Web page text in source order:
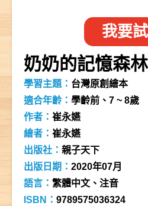
我要
奶奶的記憶森林
學習主題： 台灣原創繪本
適合年齡：學齡前、7 ~ 8歲
作者：崔永嬿
繪者：崔永嬿
出版社：親子天下
出版日期：2020年07月
語言：繁體中文、注音
ISBN：9789575036324